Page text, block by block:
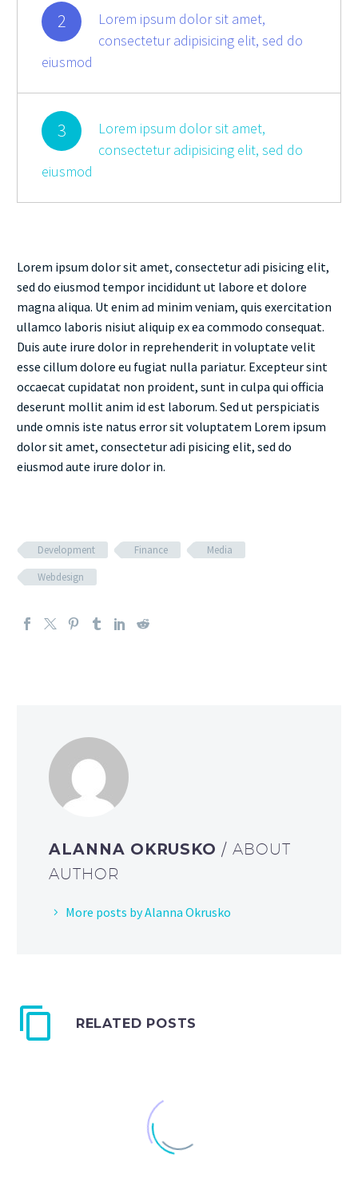
2
Lorem ipsum dolor sit amet,
consectetur adipisicing elit, sed do
eiusmod
3
Lorem ipsum dolor sit amet,
consectetur adipisicing elit, sed do
eiusmod
Lorem ipsum dolor sit amet, consectetur adi pisicing elit,
sed do eiusmod tempor incididunt ut labore et dolore
magna aliqua. Ut enim ad minim veniam, quis exercitation
ullamco laboris nisiut aliquip ex ea commodo consequat.
Duis aute irure dolor in reprehenderit in voluptate velit
esse cillum dolore eu fugiat nulla pariatur. Excepteur sint
occaecat cupidatat non proident, sunt in culpa qui officia
deserunt mollit anim id est laborum. Sed ut perspiciatis
unde omnis iste natus error sit voluptatem Lorem ipsum
dolor sit amet, consectetur adi pisicing elit, sed do
eiusmod aute irure dolor in.
Development Finance
Media
Webdesign
ALANNA OKRUSKO/ ABOUT
AUTHOR
More posts by Alanna Okrusko
RELATED POSTS